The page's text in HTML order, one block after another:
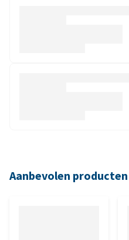
Aanbevolen producten